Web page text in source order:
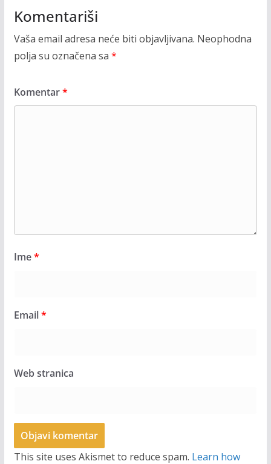
Komentariši
Vaša email adresa neće biti objavljivana. Neophodna
polja su označena sa *
Komentar*
Ime*
Email*
Web stranica
This site uses Akismet to reduce spam. Learn how